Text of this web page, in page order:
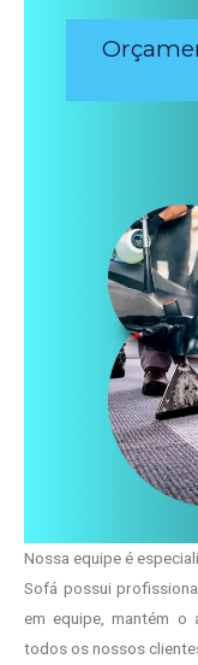
Nossa equipe é
Sofá possui
em equipe, mantém o
todos os nossos